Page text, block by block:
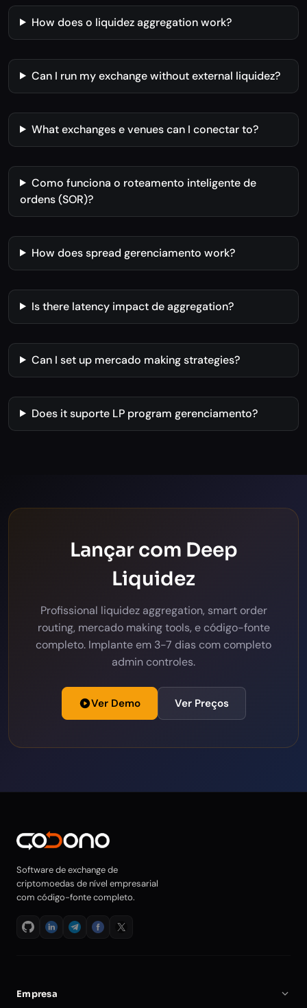
How does o liquidez aggregation work?
Can I run my exchange without external liquidez?
What exchanges e venues can I conectar to?
Como funciona o roteamento inteligente de
ordens (SOR)?
How does spread gerenciamento work?
Is there latency impact de aggregation?
Can I set up mercado making strategies?
Does it suporte LP program gerenciamento?
Lançar com Deep
Liquidez
Profissional liquidez aggregation, smart order
routing, mercado making tools, e código-fonte
completo. Implante em 3-7 dias com completo
admin controles.
Ver Demo Ver Preços
Software de exchange de
criptomoedas de nível empresarial
com código-fonte completo.
Empresa